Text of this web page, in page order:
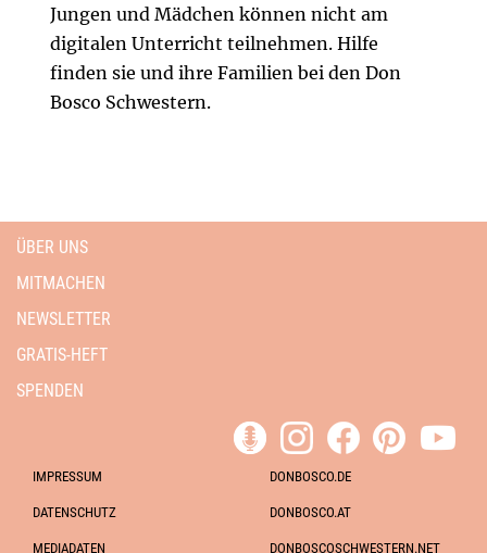
Jungen und Mädchen können nicht am
digitalen Unterricht teilnehmen. Hilfe
finden sie und ihre Familien bei den Don
Bosco Schwestern.
ÜBER UNS
MITMACHEN
NEWSLETTER
GRATIS-HEFT
SPENDEN
IMPRESSUM
DATENSCHUTZ
MEDIADATEN
DONBOSCO.DE
DONBOSCO.AT
DONBOSCOSCHWESTERN.NET